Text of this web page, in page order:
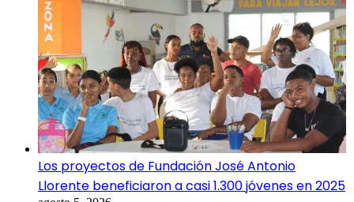
Los proyectos de Fundación José Antonio
Llorente beneficiaron a casi 1.300 jóvenes en 2025